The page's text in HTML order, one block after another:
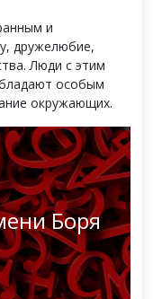
и
дружелюбие,
Люди с этим
особым
окружающих.
Боря